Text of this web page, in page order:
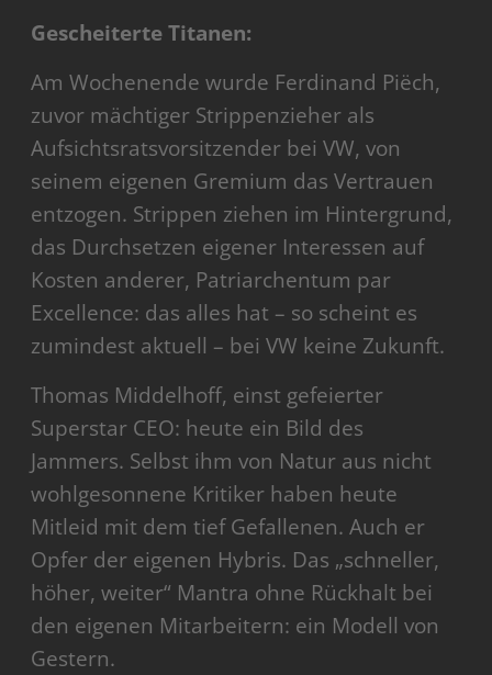
Gescheiterte Titanen:
Am Wochenende wurde Ferdinand Piëch,
zuvor mächtiger Strippenzieher als
Aufsichtsratsvorsitzender bei VW, von
seinem eigenen Gremium das Vertrauen
entzogen. Strippen ziehen im Hintergrund,
das Durchsetzen eigener Interessen auf
Kosten anderer, Patriarchentum par
Excellence: das alles hat – so scheint es
zumindest aktuell – bei VW keine Zukunft.
Thomas Middelhoff, einst gefeierter
Superstar CEO: heute ein Bild des
Jammers. Selbst ihm von Natur aus nicht
wohlgesonnene Kritiker haben heute
Mitleid mit dem tief Gefallenen. Auch er
Opfer der eigenen Hybris. Das „schneller,
höher, weiter“ Mantra ohne Rückhalt bei
den eigenen Mitarbeitern: ein Modell von
Gestern.